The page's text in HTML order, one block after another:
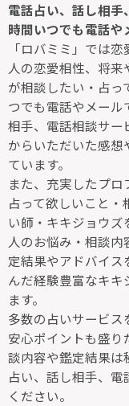
電話占い、話し相
時間いつでも電話や
「ロバミミ」では
人の恋愛相性、将
が相談したい・占っ
つでも電話やメール
相手、電話相談サー
からいただいた感想
ています。
また、充実したプ
占って欲しいこと
い師・キキジョウ
人のお悩み・相談
定結果やアドバイ
んだ経験豊富なキキ
ます。
多数の占いサービス
安心ポイントも盛
談内容や鑑定結果は
占い、話し相手、
ください。